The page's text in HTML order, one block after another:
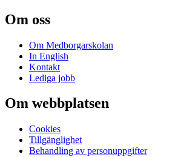
Om oss
Om Medborgarskolan
In English
Kontakt
Lediga jobb
Om webbplatsen
Cookies
Tillgänglighet
Behandling av personuppgifter